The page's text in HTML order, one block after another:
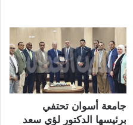
جامعة أسوان تحتفي
برئيسها الدكتور لؤي سعد